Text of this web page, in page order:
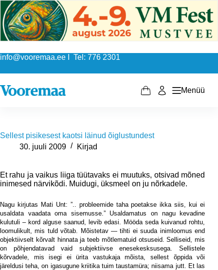
Skip
to
content
info@vooremaa.ee I Tel: 776 2301
Shopping
Menüü
Sellest pisikesest kaotsi läinud õiglustundest
30. juuli 2009
Kirjad
Et rahu ja vaikus liiga tüütavaks ei muutuks, otsivad mõned
inimesed närvikõdi. Muidugi, üksmeel on ju nõrkadele.
Nagu kirjutas Mati Unt: ”.. probleemide taha poetakse ikka siis, kui ei
usaldata vaadata oma sisemusse.” Usaldamatus on nagu kevadine
kulutuli – kord alguse saanud, levib edasi. Mööda seda kuivanud rohtu,
loomulikult, mis tuld võtab. Mõistetav — tihti ei suuda inimloomus end
objektiivselt kõrvalt hinnata ja teeb mõtlematuid otsuseid. Selliseid, mis
on põhjendatavad vaid subjektiivse enesekesksusega. Sellistele
kõrvadele, mis isegi ei ürita vastukaja mõista, sellest õppida või
järeldusi teha, on igasugune kriitika tuim taustamüra; niisama jutt. Et las